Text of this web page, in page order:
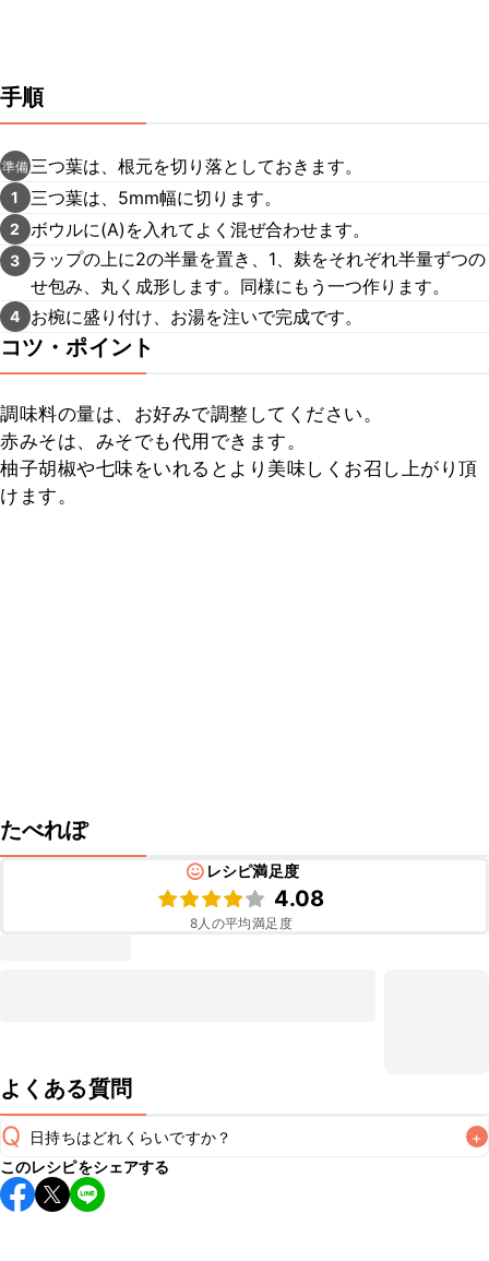
手順
準備 三つ葉は、根元を切り落としておきます。
1 三つ葉は、5mm幅に切ります。
2 ボウルに(A)を入れてよく混ぜ合わせます。
3
ラップの上に2の半量を置き、1、麸をそれぞれ半量ずつの
せ包み、丸く成形します。同様にもう一つ作ります。
4 お椀に盛り付け、お湯を注いで完成です。
コツ・ポイント
調味料の量は、お好みで調整してください。
赤みそは、みそでも代用できます。
柚子胡椒や七味をいれるとより美味しくお召し上がり頂
けます。
たべれぽ
レシピ満足度
4.08
8人の平均満足度
よくある質問
Q 日持ちはどれくらいですか？ +
保存期間は冷蔵で翌日中が目安です。なるべくお早めにお召
し上がりください。
このレシピをシェアする